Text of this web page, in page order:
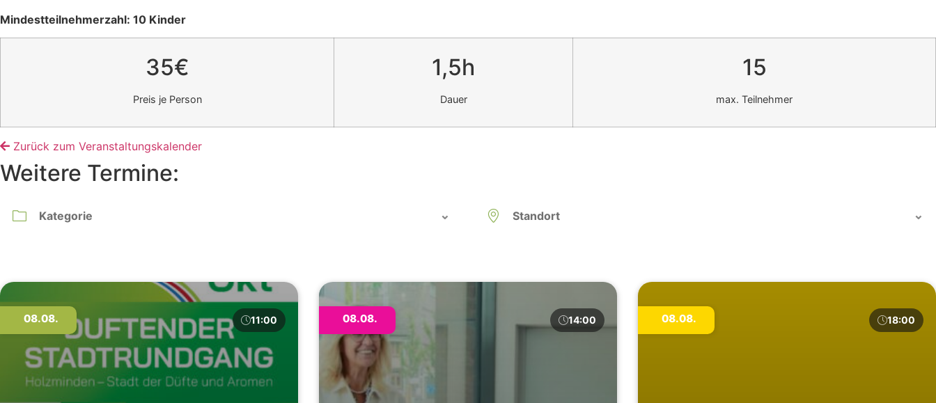
Mindestteilnehmerzahl: 10 Kinder
35€
Preis je Person
1,5h
Dauer
15
max. Teilnehmer
Zurück zum Veranstaltungskalender
Weitere Termine:
08.08. 11:00 08.08. 14:00 08.08. 18:00